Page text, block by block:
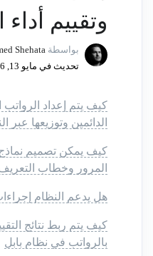
وتقييم
بواسطة
تحديث في مايو 13, 2026
كيف يتم إعداد
الدائمين وتوزيعها عبر
كيف يمكن تصميم
المرور وخطاب
هل يدعم النظام
كيف يتم ربط نتائج
بالرواتب في نظام بابل